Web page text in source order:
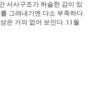
서사구조가 허술한 감이 있
그려내기엔 다소 부족하다.
은 거의 없어 보인다. 11월